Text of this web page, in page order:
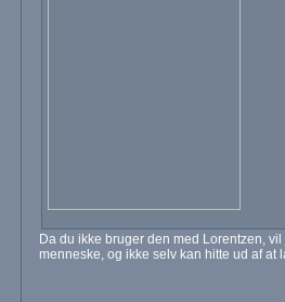
Da du ikke bruger den med Lorentzen,
menneske, og ikke selv kan hitte ud af at